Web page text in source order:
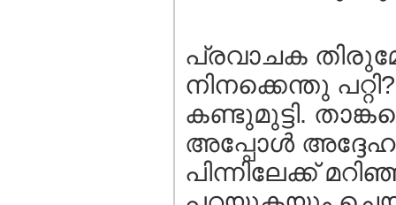
പ്രവാചക
നിനക്കെന്തു
കണ്ടുമുട്ടി.
അപ്പോള്‍
പിന്നിലേക്ക്‌